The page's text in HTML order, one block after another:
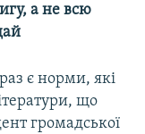
а не всю
є норми, які
що
громадської